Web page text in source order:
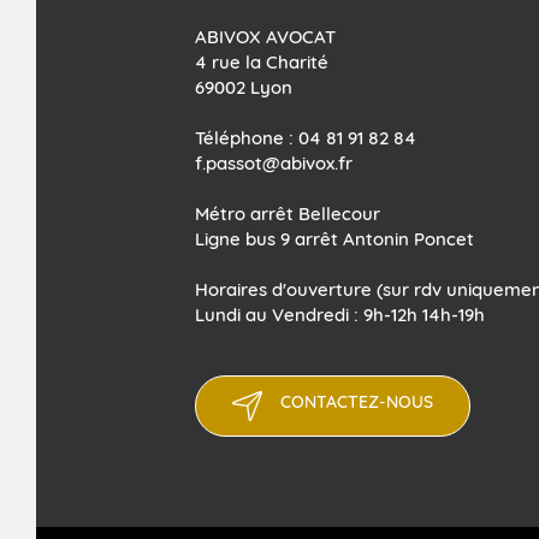
ABIVOX AVOCAT
4 rue la Charité
69002 Lyon
Téléphone : 04 81 91 82 84
f.passot@abivox.fr
Métro arrêt Bellecour
Ligne bus 9 arrêt Antonin Poncet
Horaires d'ouverture (sur rdv
Lundi au Vendredi : 9h-12h 14h-19h
CONTACTEZ-NOUS